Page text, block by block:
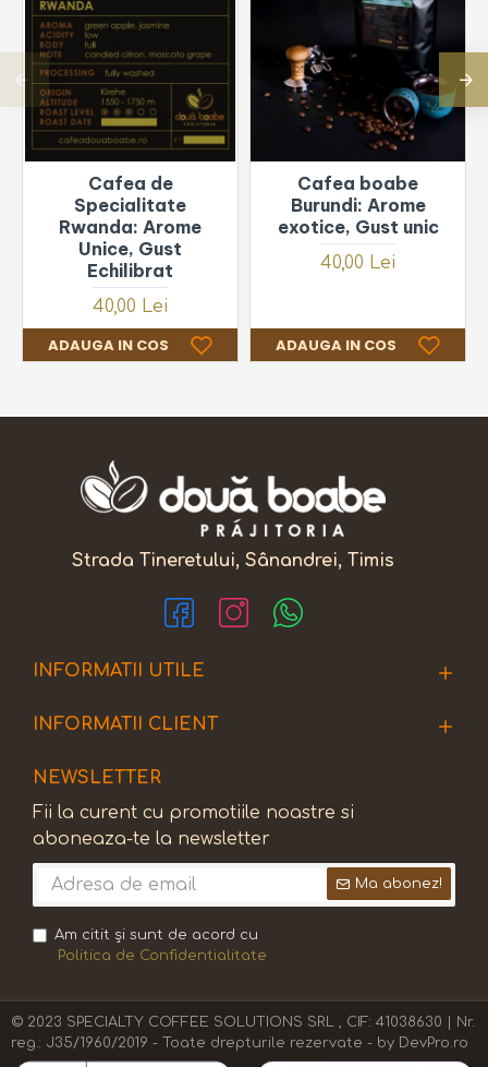
Cafea de
Specialitate
Rwanda: Arome
Unice, Gust
Echilibrat
40,00 Lei
ADAUGA IN COS
Cafea boabe
Burundi: Arome
exotice, Gust unic
40,00 Lei
ADAUGA IN COS
Strada Tineretului, Sânandrei, Timis
INFORMATII UTILE
INFORMATII CLIENT
NEWSLETTER
Fii la curent cu promotiile noastre si
aboneaza-te la newsletter
Ma abonez!
Am citit şi sunt de acord cu
Politica de Confidentialitate
© 2023 SPECIALTY COFFEE SOLUTIONS SRL , CIF: 41038630 | Nr.
reg.: J35/1960/2019 - Toate drepturile rezervate - by DevPro.ro